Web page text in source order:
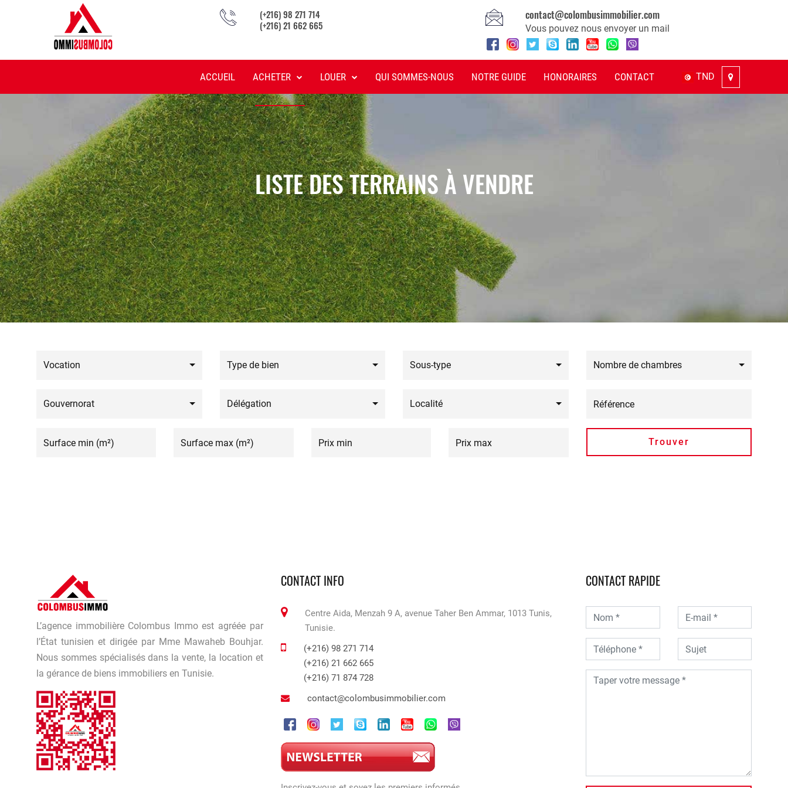
(+216) 98 271 714
(+216) 21 662 665
contact@colombusimmobilier.com
Vous pouvez nous envoyer un mail
ACCUEIL ACHETER LOUER QUI SOMMES-NOUS NOTRE GUIDE HONORAIRES CONTACT TND
LISTE DES TERRAINS À VENDRE
Vocation Type de bien Sous-type Nombre de chambres
Gouvernorat Délégation Localité
Trouver
L’agence immobilière Colombus Immo est agréée par
l’État tunisien et dirigée par Mme Mawaheb Bouhjar.
Nous sommes spécialisés dans la vente, la location et
la gérance de biens immobiliers en Tunisie.
CONTACT INFO
Centre Aida, Menzah 9 A, avenue Taher Ben Ammar, 1013 Tunis,
Tunisie.
(+216) 98 271 714
(+216) 21 662 665
(+216) 71 874 728
contact@colombusimmobilier.com
CONTACT RAPIDE